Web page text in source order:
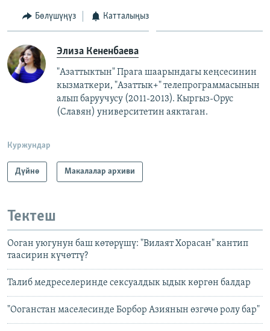
Бөлүшүңүз Катталыңыз
Элиза Кененбаева
"Азаттыктын" Прага шаарындагы кеңсесинин
кызматкери, "Азаттык+" телепрограммасынын
алып баруучусу (2011-2013). Кыргыз-Орус
(Славян) университетин аяктаган.
Куржундар
Дүйнө Макалалар архиви
Тектеш
Ооган уюгунун баш көтөрүшү: "Вилаят Хорасан" кантип
таасирин күчөттү?
Талиб медреселеринде сексуалдык ыдык көргөн балдар
"Ооганстан маселесинде Борбор Азиянын өзгөчө ролу бар"